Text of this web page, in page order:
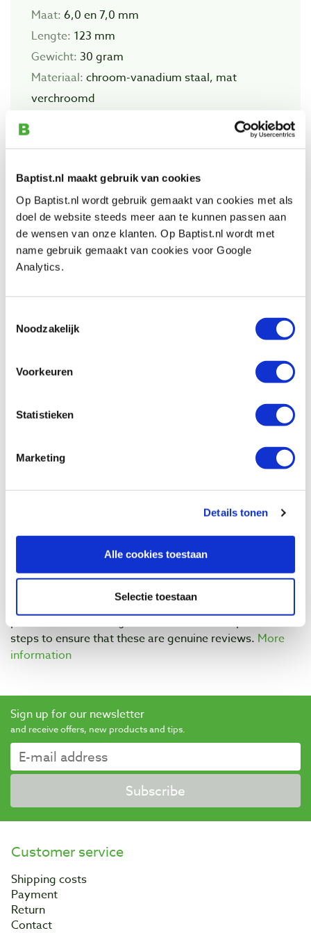
Baptist.nl maakt gebruik van cookies
Op Baptist.nl wordt gebruik gemaakt van cookies met als
doel de website steeds meer aan te kunnen passen aan
de wensen van onze klanten. Op Baptist.nl wordt met
name gebruik gemaakt van cookies voor Google
Analytics.
Noodzakelijk
Voorkeuren
Statistieken
Marketing
Details tonen
Alle cookies toestaan
Selectie toestaan
Maat: 6,0 en 7,0 mm
Lengte: 123 mm
Gewicht: 30 gram
Materiaal: chroom-vanadium staal, mat
verchroomd
Also view
Tengtools steeksleutel 8 en 9 mm
Productnumber: 660975
In stock
Tengtools steeksleutel 10 en 11 mm
Baptist uses Trusted Shops as an independent service
provider for obtaining reviews. Trusted Shops has taken
steps to ensure that these are genuine reviews. More
information
Sign up for our newsletter
and receive offers, new products and tips.
Subscribe
Customer service
Shipping costs
Payment
Return
Contact